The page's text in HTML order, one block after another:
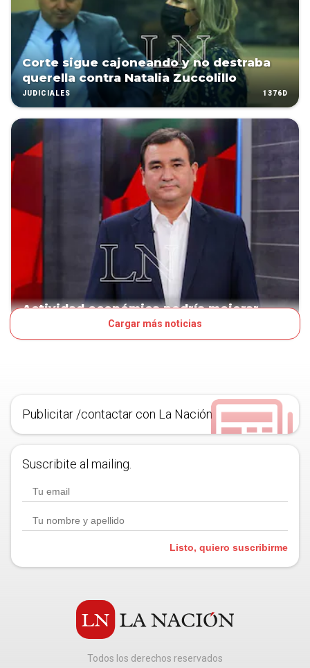
Corte sigue cajoneando y no destraba
querella contra Natalia Zuccolillo
JUDICIALES 1376D
Actividad económica podría mejorar
Cargar más noticias
Publicitar /contactar con La Nación
Suscribite al mailing.
Listo, quiero suscribirme
Todos los derechos reservados